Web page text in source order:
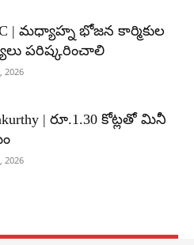
| మధ్యాహ్న భోజన కార్మికుల
పరిష్కరించాలి
2026
| రూ.1.30 కోట్లతో మినీ
2026